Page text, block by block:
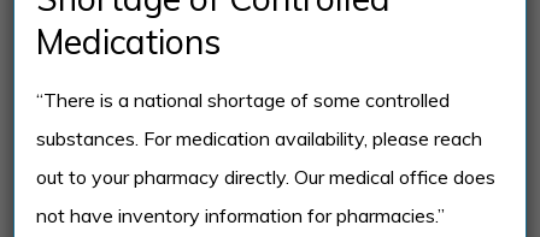
Acceso Fácil a las Citas
Nuestros servicios de teleterapia y
telepsiquiatría hacen que las citas
Medications
“There is a national shortage of some controlled
substances. For medication availability, please reach
out to your pharmacy directly. Our medical office does
not have inventory information for pharmacies.”